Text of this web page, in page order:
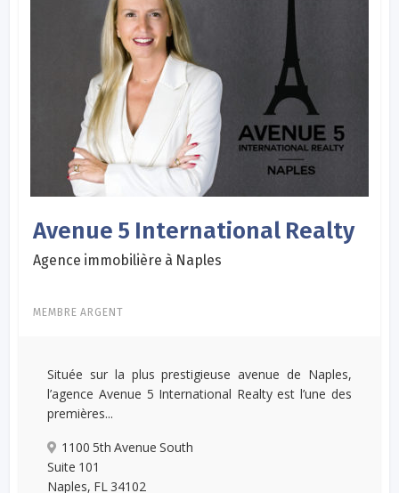
Avenue 5 International Realty
Agence immobilière à Naples
MEMBRE ARGENT
Située sur la plus prestigieuse avenue de Naples,
l’agence Avenue 5 International Realty est l’une des
premières...
1100 5th Avenue South
Suite 101
Naples, FL 34102